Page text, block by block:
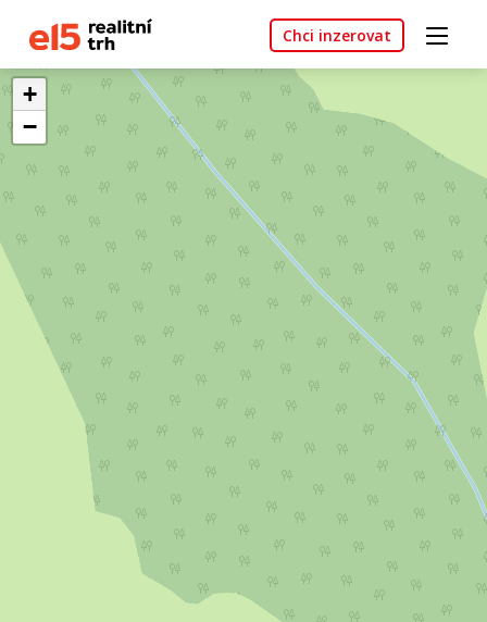
Chci inzerovat
+
−